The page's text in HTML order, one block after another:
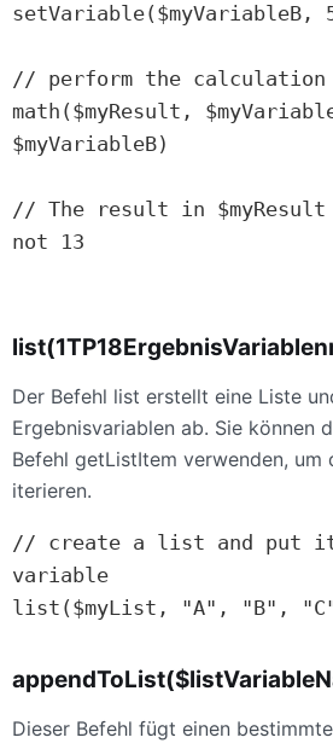
setVariable($myVariableB,
// perform the calculation
math($myResult,
$myVariableB)
// The result in
not 13
Der Befehl list erstellt eine Liste
Ergebnisvariablen ab. Sie können
Befehl getListItem verwenden, um
iterieren.
// create a list and put
variable
Dieser Befehl fügt einen